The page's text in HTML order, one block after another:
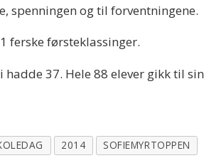
spenningen og til forventningene.
ferske førsteklassinger.
37. Hele 88 elever gikk til sin
2014 SOFIEMYRTOPPEN